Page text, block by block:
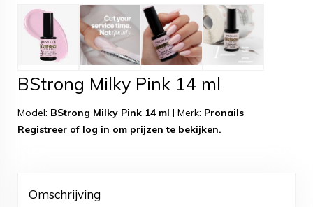
BStrong Milky Pink 14 ml
Model: BStrong Milky Pink 14 ml | Merk: Pronails
Registreer of log in om prijzen te bekijken.
Omschrijving